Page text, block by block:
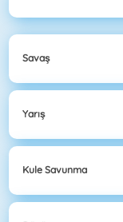
Savaş
Yarış
Kule Savunma